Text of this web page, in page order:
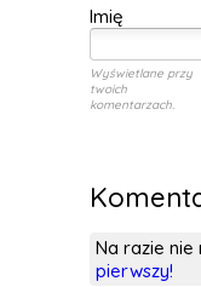
Na razie
pierwszy!
Imię
Wyświetlane przy
twoich
komentarzach.